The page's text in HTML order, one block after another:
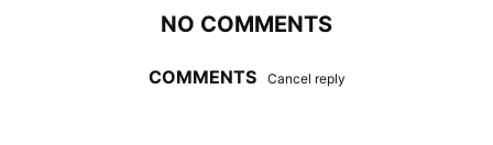
NO COMMENTS
COMMENTS Cancel reply